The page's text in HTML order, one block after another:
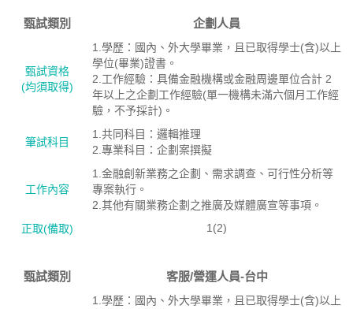
甄試類別 企劃人員
甄試資格
(均須取得)
1.學歷：國內、外大學畢業，且已取得學士(含)以上
學位(畢業)證書。
2.工作經驗：具備金融機構或金融周邊單位合計 2
年以上之企劃工作經驗(單一機構未滿六個月工作經
驗，不予採計)。
筆試科目
1.共同科目：邏輯推理
2.專業科目：企劃案撰擬
工作內容
1.金融創新業務之企劃、需求調查、可行性分析等
專案執行。
2.其他有關業務企劃之推廣及媒體廣宣等事項。
正取(備取)
1(2)
甄試類別 客服/營運人員-台中
1.學歷：國內、外大學畢業，且已取得學士(含)以上